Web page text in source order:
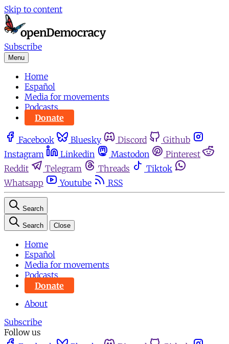
Skip to content
Subscribe
Menu
Home
Español
Media for movements
Podcasts
Donate
Facebook Bluesky Discord
Github
Instagram
Linkedin Mastodon
Pinterest
Reddit
Telegram Threads
Tiktok
Whatsapp
Youtube RSS
Search
Search Close
Home
Español
Media for movements
Podcasts
Donate
About
Subscribe
Follow us